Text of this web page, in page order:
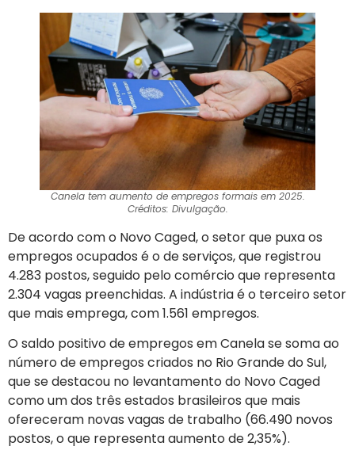
Canela tem aumento de empregos formais em 2025.
Créditos: Divulgação.
De acordo com o Novo Caged, o setor que puxa os
empregos ocupados é o de serviços, que registrou
4.283 postos, seguido pelo comércio que representa
2.304 vagas preenchidas. A indústria é o terceiro setor
que mais emprega, com 1.561 empregos.
O saldo positivo de empregos em Canela se soma ao
número de empregos criados no Rio Grande do Sul,
que se destacou no levantamento do Novo Caged
como um dos três estados brasileiros que mais
ofereceram novas vagas de trabalho (66.490 novos
postos, o que representa aumento de 2,35%).